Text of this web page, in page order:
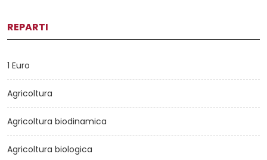
REPARTI
1 Euro
Agricoltura
Agricoltura biodinamica
Agricoltura biologica